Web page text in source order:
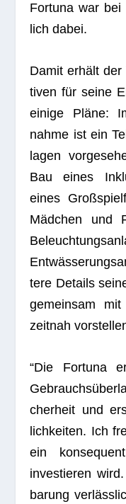
For­tuna war
lich dabei.
Damit erhält
ti­ven für seine
einige Pläne:
nahme ist ein
la­gen
Bau eines
eines
Mäd­chen und
tere Details
gemein­sam
zeit­nah
“Die For­tuna
cher­heit und
lich­kei­ten. Ich
ein
inves­tie­ren
ba­rung